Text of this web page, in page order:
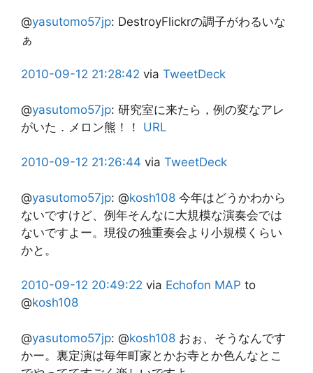
@yasutomo57jp: DestroyFlickrの調子がわるいな
ぁ
2010-09-12 21:28:42 via TweetDeck
@yasutomo57jp: 研究室に来たら，例の変なアレ
がいた．メロン熊！！ URL
2010-09-12 21:26:44 via TweetDeck
@yasutomo57jp: @kosh108 今年はどうかわから
ないですけど、例年そんなに大規模な演奏会では
ないですよー。現役の独重奏会より小規模くらい
かと。
2010-09-12 20:49:22 via Echofon MAP to
@kosh108
@yasutomo57jp: @kosh108 おぉ、そうなんです
かー。裏定演は毎年町家とかお寺とか色んなとこ